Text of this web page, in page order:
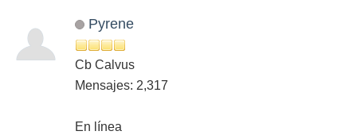
Pyrene
Cb Calvus
Mensajes: 2,317
En línea